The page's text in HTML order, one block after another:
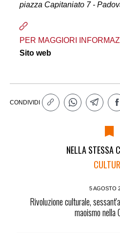
piazza Capitaniato 7 -
PER MAGGIORI
Sito web
CONDIVIDI
NELLA STESSA
5 AGOSTO
Rivoluzione culturale,
maoismo nella